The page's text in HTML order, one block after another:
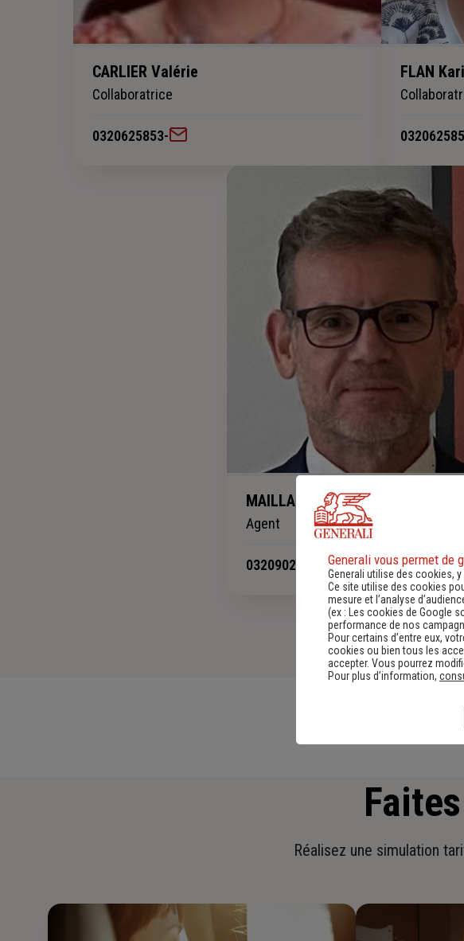
CARLIER Valérie
Collaboratrice
0320625853-
FLAN
MAILLARD Pierre
Agent
0320902444
Faites
Réalisez une simulation
Generali vous permet de
Generali utilise des cookies,
Ce site utilise des cookies
mesure et l’analyse
(ex :
Les cookies de Google
performance de nos
Pour certains d’entre eux,
cookies ou bien tous les
accepter. Vous pourrez
Pour plus d’information,